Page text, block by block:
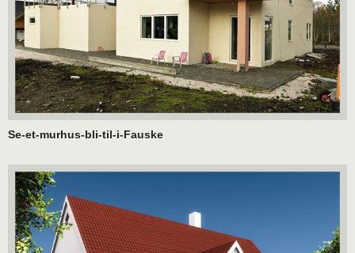
Se-et-murhus-bli-til-i-Fauske